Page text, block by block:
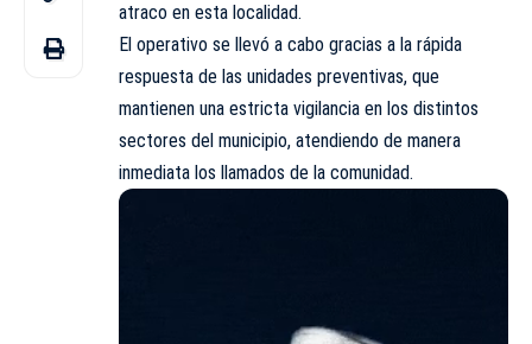
atraco en esta localidad.
El operativo se llevó a cabo gracias a la rápida
respuesta de las unidades preventivas, que
mantienen una estricta vigilancia en los distintos
sectores del municipio, atendiendo de manera
inmediata los llamados de la comunidad.